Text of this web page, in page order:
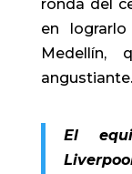
ronda del
en
Medellín,
angustiante.
El